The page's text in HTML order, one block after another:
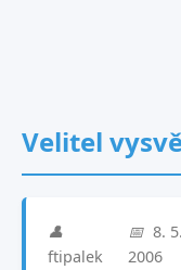
Velitel
👤
ftipalek
📅 8. 5.
2006